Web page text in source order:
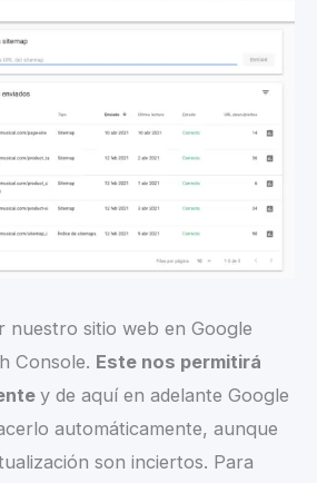
nuestro sitio web en Google
Console. Este nos permitirá
y de aquí en adelante Google
automáticamente, aunque
son inciertos. Para